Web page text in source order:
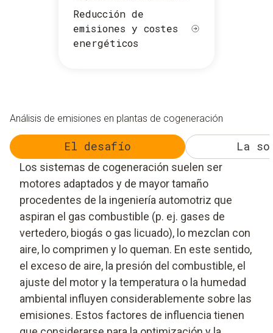
Reducción de
emisiones y costes
energéticos
Análisis de emisiones en plantas de cogeneración
El desafío La
Los sistemas de cogeneración suelen ser
motores adaptados y de mayor tamaño
procedentes de la ingeniería automotriz que
aspiran el gas combustible (p. ej. gases de
vertedero, biogás o gas licuado), lo mezclan con
aire, lo comprimen y lo queman. En este sentido,
el exceso de aire, la presión del combustible, el
ajuste del motor y la temperatura o la humedad
ambiental influyen considerablemente sobre las
emisiones. Estos factores de influencia tienen